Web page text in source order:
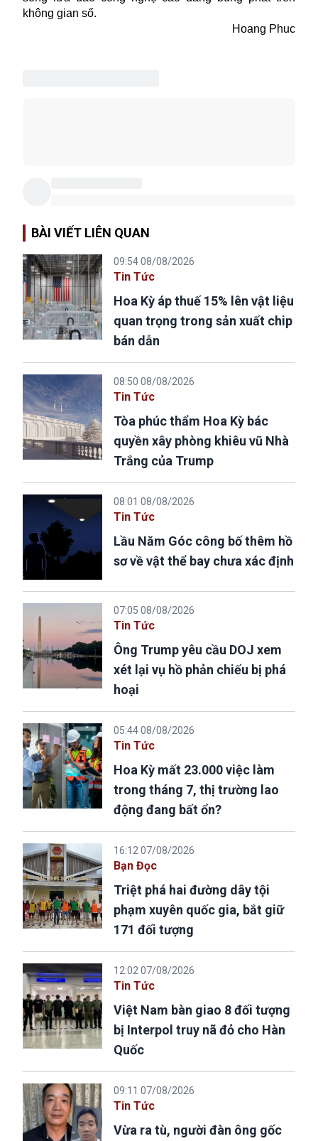
không gian số.
Hoang Phuc
BÀI VIẾT LIÊN QUAN
09:54 08/08/2026
Tin Tức
Hoa Kỳ áp thuế 15% lên vật liệu
quan trọng trong sản xuất chip
bán dẫn
08:50 08/08/2026
Tin Tức
Tòa phúc thẩm Hoa Kỳ bác
quyền xây phòng khiêu vũ Nhà
Trắng của Trump
08:01 08/08/2026
Tin Tức
Lầu Năm Góc công bố thêm hồ
sơ về vật thể bay chưa xác định
07:05 08/08/2026
Tin Tức
Ông Trump yêu cầu DOJ xem
xét lại vụ hồ phản chiếu bị phá
hoại
05:44 08/08/2026
Tin Tức
Hoa Kỳ mất 23.000 việc làm
trong tháng 7, thị trường lao
động đang bất ổn?
16:12 07/08/2026
Bạn Đọc
Triệt phá hai đường dây tội
phạm xuyên quốc gia, bắt giữ
171 đối tượng
12:02 07/08/2026
Tin Tức
Việt Nam bàn giao 8 đối tượng
bị Interpol truy nã đỏ cho Hàn
Quốc
09:11 07/08/2026
Tin Tức
Vừa ra tù, người đàn ông gốc